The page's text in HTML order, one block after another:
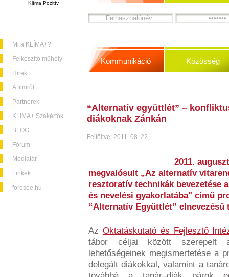
Klíma Pozitív
Mi a KLÍMA+?
Felkészítő műhely
Hírek
A filmről
Partnerek
KLIMA+ Szakértők
BLOG
Fórum
Médiatár
Linkek
foresee.hu
Kommunikáció Közösség
“Alternatív együttlét” –
diákoknak Zánkán
Feltöltve: 2011. 08. 22.
2011.
megvalósult „Az alternatív
resztoratív technikák bevezetése
és nevelési gyakorlatába" című
“Alternatív Együttlét” elnevezésű
Az Oktatáskutató és Fejlesztő
tábor céljai között szerepelt
lehetőségeinek megismertetése a
delegált diákokkal, valamint a